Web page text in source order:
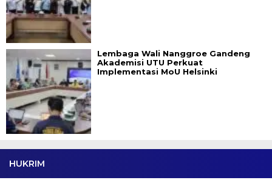
Lembaga Wali Nanggroe Gandeng
Akademisi UTU Perkuat
Implementasi MoU Helsinki
HUKRIM